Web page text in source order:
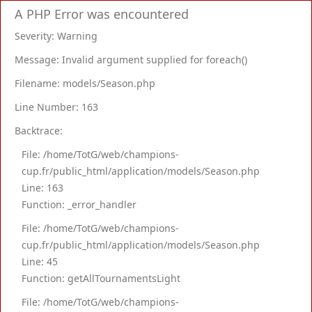
A PHP Error was encountered
Severity: Warning
Message: Invalid argument supplied for foreach()
Filename: models/Season.php
Line Number: 163
Backtrace:
File: /home/TotG/web/champions-
cup.fr/public_html/application/models/Season.php
Line: 163
Function: _error_handler
File: /home/TotG/web/champions-
cup.fr/public_html/application/models/Season.php
Line: 45
Function: getAllTournamentsLight
File: /home/TotG/web/champions-